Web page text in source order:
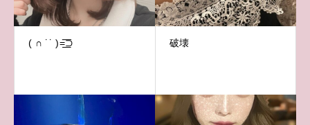
( ∩ ˙˙ )=͟͟͞͞⊃ 破壊